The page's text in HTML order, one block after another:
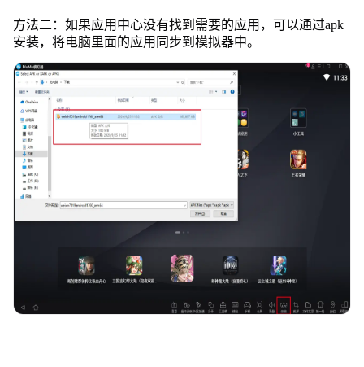
方法二：如果应用中心没有找到需要的应用，可以通过apk
安装，将电脑里面的应用同步到模拟器中。